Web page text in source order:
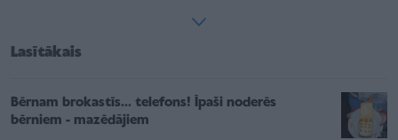
Lasītākais
Bērnam brokastīs... telefons! Īpaši noderēs
bērniem - mazēdājiem